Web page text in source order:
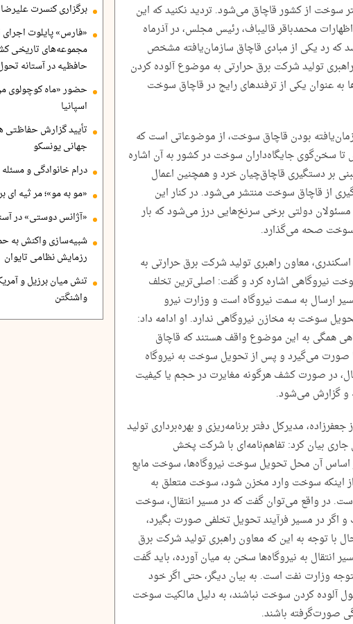
تا 30 میلیون لیتر سوخت از کشور قاچاق می‌شود. تردید نکنید که این
محمدباقر قالیباف، رئیس مجلس، در آذرماه
رد یکی از مبادی قاچاق سازمان‌یافته مشخص
تولید شرکت برق حرارتی به موضوع آلوده کردن
به عنوان یکی از ترفندهای رایج در قاچاق سوخت
بودن قاچاق سوخت، از موضوعاتی است که
تا سخن‌گوی جایگاه‌داران سوخت در کشور به آن اشاره
مبنی بر دستگیری قاچاق‌چیان خرد و همچنین اعمال
از قاچاق سوخت منتشر می‌شود. در کنار این
دولتی برخی سرنخ‌هایی درز می‌شود که بار
سوخت صحه می‌گذارد.
معاون راهبری تولید شرکت برق حرارتی به
نیروگاهی اشاره کرد و گفت: اصلی‌ترین تخلف
ارسال به سمت نیروگاه است و وزارت نیرو
سوخت به مخازن نیروگاهی ندارد. او ادامه داد:
همگی به این موضوع واقف هستند که قاچاق
صورت می‌گیرد و پس از تحویل سوخت به نیروگاه
در صورت کشف هرگونه مغایرت در حجم یا کیفیت
گزارش می‌شود.
مدیرکل دفتر برنامه‌ریزی و بهره‌برداری تولید
بیان کرد: تفاهم‌نامه‌ای با شرکت پخش
اساس آن محل تحویل سوخت نیروگاه‌ها، سوخت مایع
اینکه سوخت وارد مخزن شود، سوخت متعلق به
در واقع می‌توان گفت که در مسیر انتقال، سوخت
اگر در مسیر فرآیند تحویل تخلفی صورت بگیرد،
با توجه به این که معاون راهبری تولید شرکت برق
انتقال به نیروگاه‌ها سخن به میان آورده، باید گفت
وزارت نفت است. به بیان دیگر، حتی اگر خود
آلوده کردن سوخت نباشند، به دلیل مالکیت سوخت
صورت‌گرفته باشند.
برگزاری کنسرت
«فارس» پایلوت اجرای
مجموعه‌های تاریخی
حافظیه در آستانه
حضور «ماه کوچولوی
اسپانیا
تأیید گزارش حفاظتی
جهانی یونسکو
درام خانوادگی و
«مو به مو»؛ مر ثیه
«آژانس دوستی» در
شبیه‌سازی واکنش به
رزمایش نظامی تایوان
تنش میان برزیل و
واشنگتن